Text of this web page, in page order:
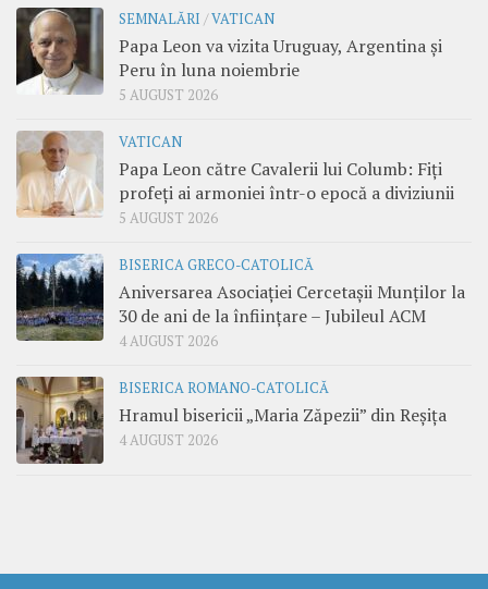
SEMNALĂRI /VATICAN
Papa Leon va vizita Uruguay, Argentina și
Peru în luna noiembrie
5 AUGUST 2026
VATICAN
Papa Leon către Cavalerii lui Columb: Fiți
profeți ai armoniei într-o epocă a diviziunii
5 AUGUST 2026
BISERICA GRECO-CATOLICĂ
Aniversarea Asociației Cercetașii Munților la
30 de ani de la înființare – Jubileul ACM
4 AUGUST 2026
BISERICA ROMANO-CATOLICĂ
Hramul bisericii „Maria Zăpezii” din Reșița
4 AUGUST 2026